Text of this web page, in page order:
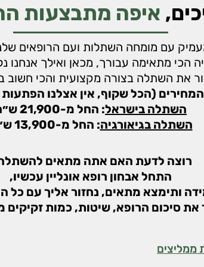
איפה מתבצעות
עם מומחה השתלות ועם הרופאים
הכי מתאימה עבורך, מכאן ואילך אנחנו
את השתלה בצורה מקצועית והכי
(הכל שקוף, אין אצלנו הפתעות
השתלה בישראל: החל מ-21,900 ש״ח
השתלה בגיאורגיה: החל מ-13,900 ש״ח
רוצה לדעת האם אתה מתאים
התחל אבחון רופא אונליין עכשיו,
ותימצא מתאים, נחזור אליך עם כל
את סיכום הרופא, שיטות, כמות זקיקים
ממליצים